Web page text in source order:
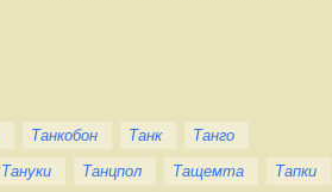
Танкобон Танк
Танго
Тануки Танцпол Тащемта Тапки